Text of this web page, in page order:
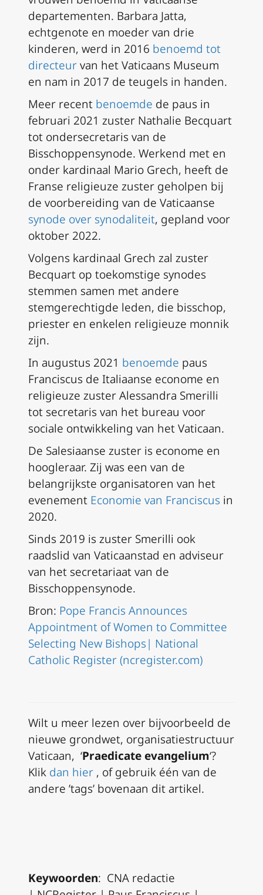
departementen. Barbara Jatta,
echtgenote en moeder van drie
kinderen, werd in 2016 benoemd tot
directeurvan het Vaticaans Museum
en nam in 2017 de teugels in handen.
Meer recent benoemde de paus in
februari 2021 zuster Nathalie Becquart
tot ondersecretaris van de
Bisschoppensynode. Werkend met en
onder kardinaal Mario Grech, heeft de
Franse religieuze zuster geholpen bij
de voorbereiding van de Vaticaanse
synode over synodaliteit, gepland voor
oktober 2022.
Volgens kardinaal Grech zal zuster
Becquart op toekomstige synodes
stemmen samen met andere
stemgerechtigde leden, die bisschop,
priester en enkelen religieuze monnik
zijn.
In augustus 2021 benoemde paus
Franciscus de Italiaanse econome en
religieuze zuster Alessandra Smerilli
tot secretaris van het bureau voor
sociale ontwikkeling van het Vaticaan.
De Salesiaanse zuster is econome en
hoogleraar. Zij was een van de
belangrijkste organisatoren van het
evenement Economie van Franciscus in
2020.
Sinds 2019 is zuster Smerilli ook
raadslid van Vaticaanstad en adviseur
van het secretariaat van de
Bisschoppensynode.
Bron: Pope Francis Announces
Appointment of Women to Committee
Selecting New Bishops| National
Catholic Register (ncregister.com)
Wilt u meer lezen over bijvoorbeeld de
nieuwe grondwet, organisatiestructuur
Vaticaan, ‘Praedicate evangelium‘?
Klik dan hier , of gebruik één van de
andere ’tags’ bovenaan dit artikel.
Keywoorden: CNA redactie